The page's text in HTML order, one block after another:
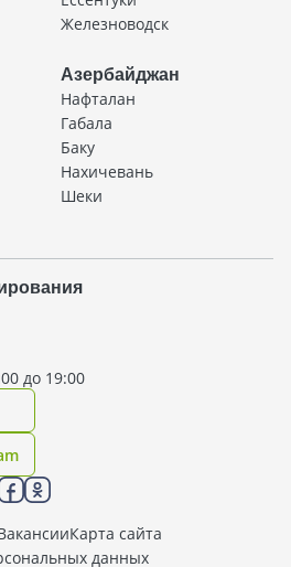
Железноводск
Азербайджан
Нафталан
Габала
Баку
Нахичевань
Шеки
до 19:00
Карта сайта
данных